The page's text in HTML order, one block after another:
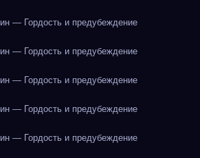
— Гордость и предубеждение
— Гордость и предубеждение
— Гордость и предубеждение
— Гордость и предубеждение
— Гордость и предубеждение